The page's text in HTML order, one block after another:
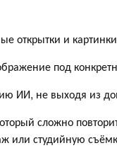
открытки и
под
ИИ, не выходя из
сложно
или студийную